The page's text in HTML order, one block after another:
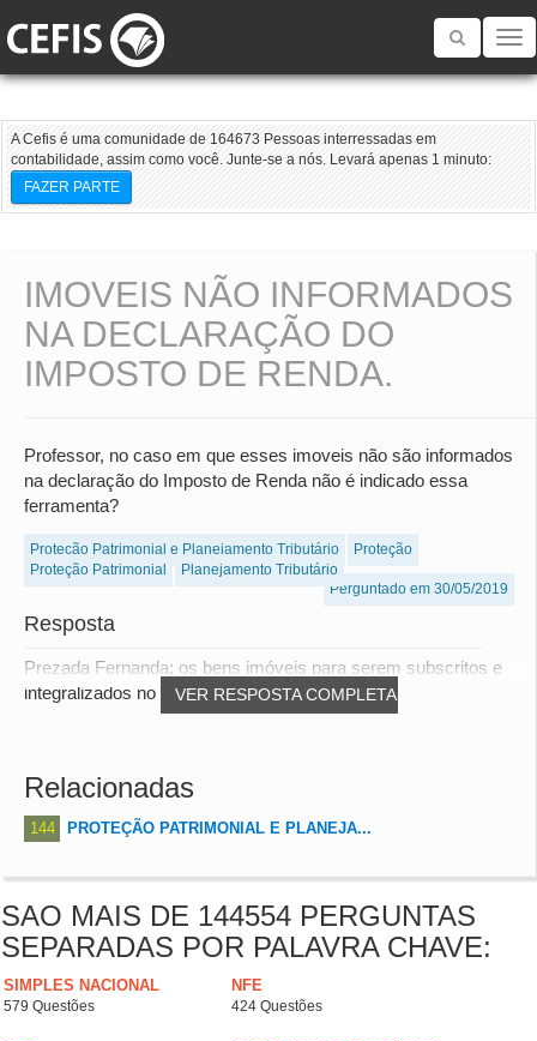
Toggle
A Cefis é uma comunidade de 164673 Pessoas interressadas em
contabilidade, assim como você. Junte-se a nós. Levará apenas 1 minuto:
FAZER PARTE
IMOVEIS NÃO INFORMADOS
NA DECLARAÇÃO DO
IMPOSTO DE RENDA.
Professor, no caso em que esses imoveis não são informados
na declaração do Imposto de Renda não é indicado essa
ferramenta?
Proteção Patrimonial e Planejamento Tributário
Proteção
Proteção Patrimonial
Planejamento Tributário
Perguntado em 30/05/2019
Resposta
VER RESPOSTA COMPLETA
Prezada Fernanda; os bens imóveis para serem subscritos e
integralizados no capital social de uma pe...
Relacionadas
144 PROTEÇÃO PATRIMONIAL E PLANEJA...
SAO MAIS DE 144554 PERGUNTAS
SEPARADAS POR PALAVRA CHAVE:
SIMPLES NACIONAL
579 Questões
NFE
424 Questões